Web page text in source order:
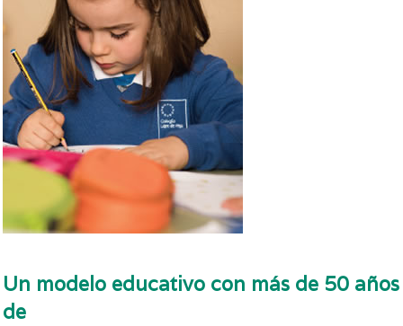
Un modelo educativo con más de 50 años
de